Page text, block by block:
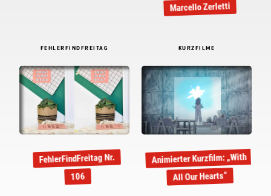
Marcello Zerletti
FEHLERFINDFREITAG
FehlerFindFreitag Nr.
106
KURZFILME
Animierter Kurzfilm: „With
All Our Hearts“